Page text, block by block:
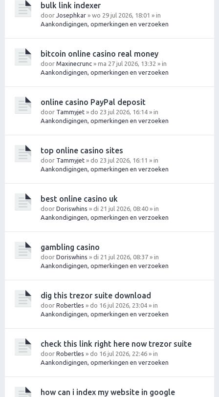
bulk link indexer
door Josephkar » wo 29 jul 2026, 18:01 » in
Aankondigingen, opmerkingen en verzoeken
bitcoin online casino real money
door Maxinecrunc » ma 27 jul 2026, 13:32 » in
Aankondigingen, opmerkingen en verzoeken
online casino PayPal deposit
door Tammyjet » do 23 jul 2026, 16:14 » in
Aankondigingen, opmerkingen en verzoeken
top online casino sites
door Tammyjet » do 23 jul 2026, 16:11 » in
Aankondigingen, opmerkingen en verzoeken
best online casino uk
door Doriswhins » di 21 jul 2026, 08:40 » in
Aankondigingen, opmerkingen en verzoeken
gambling casino
door Doriswhins » di 21 jul 2026, 08:37 » in
Aankondigingen, opmerkingen en verzoeken
dig this trezor suite download
door Robertles » do 16 jul 2026, 23:04 » in
Aankondigingen, opmerkingen en verzoeken
check this link right here now trezor suite
door Robertles » do 16 jul 2026, 22:46 » in
Aankondigingen, opmerkingen en verzoeken
how can i index my website in google